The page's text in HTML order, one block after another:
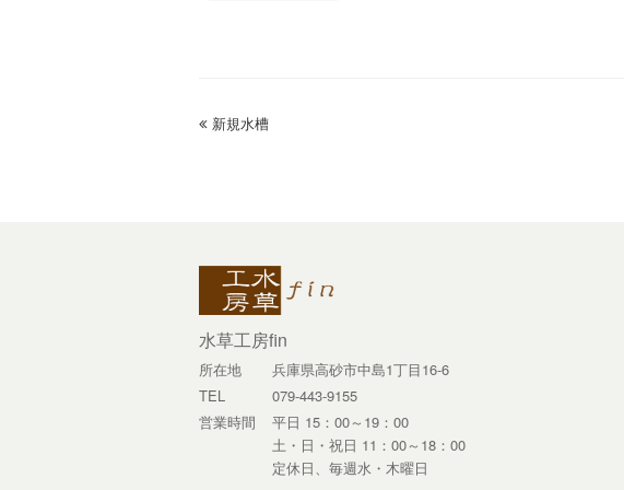
previous
新規水槽
水草工房fin
所在地
兵庫県高砂市中島1丁目16-6
TEL
079-443-9155
営業時間
平日 15：00～19：00
土・日・祝日 11：00～18：00
定休日、毎週水・木曜日